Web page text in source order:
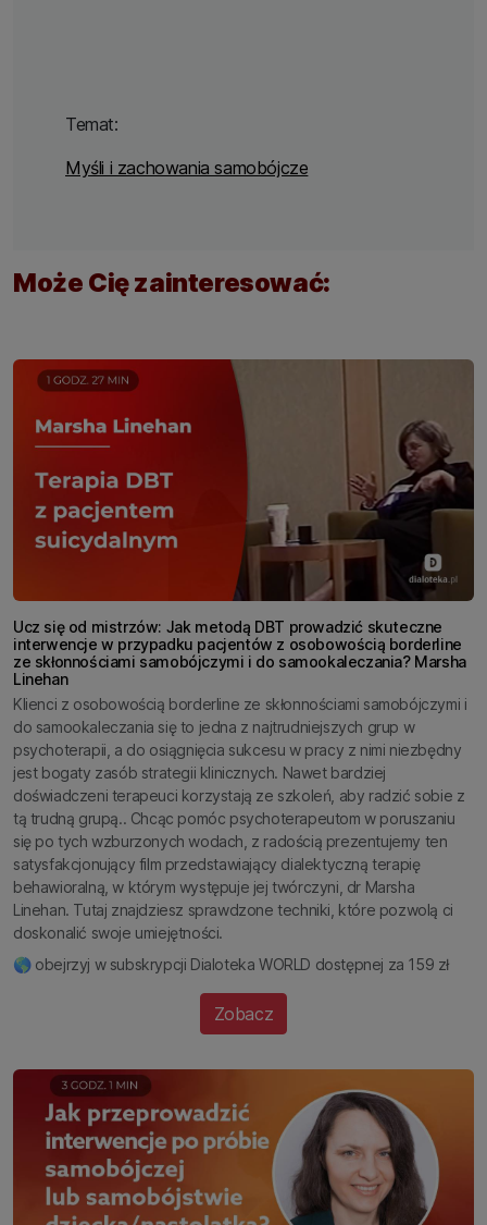
Temat:
Myśli i zachowania samobójcze
Może Cię zainteresować:
Ucz się od mistrzów: Jak metodą DBT prowadzić skuteczne
interwencje w przypadku pacjentów z osobowością borderline
ze skłonnościami samobójczymi i do samookaleczania? Marsha
Linehan
Klienci z osobowością borderline ze skłonnościami samobójczymi i
do samookaleczania się to jedna z najtrudniejszych grup w
psychoterapii, a do osiągnięcia sukcesu w pracy z nimi niezbędny
jest bogaty zasób strategii klinicznych. Nawet bardziej
doświadczeni terapeuci korzystają ze szkoleń, aby radzić sobie z
tą trudną grupą.. Chcąc pomóc psychoterapeutom w poruszaniu
się po tych wzburzonych wodach, z radością prezentujemy ten
satysfakcjonujący film przedstawiający dialektyczną terapię
behawioralną, w którym występuje jej twórczyni, dr Marsha
Linehan. Tutaj znajdziesz sprawdzone techniki, które pozwolą ci
doskonalić swoje umiejętności.
🌎 obejrzyj w subskrypcji Dialoteka WORLD dostępnej za 159 zł
Zobacz